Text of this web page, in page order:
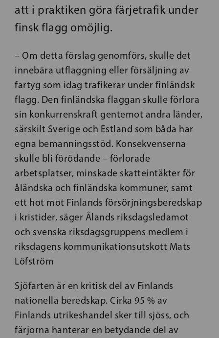
att i praktiken göra färjetrafik under
finsk flagg omöjlig.
– Om detta förslag genomförs, skulle det
innebära utflaggning eller försäljning av
fartyg som idag trafikerar under finländsk
flagg. Den finländska flaggan skulle förlora
sin konkurrenskraft gentemot andra länder,
särskilt Sverige och Estland som båda har
egna bemanningsstöd. Konsekvenserna
skulle bli förödande – förlorade
arbetsplatser, minskade skatteintäkter för
åländska och finländska kommuner, samt
ett hot mot Finlands försörjningsberedskap
i kristider, säger Ålands riksdagsledamot
och svenska riksdagsgruppens medlem i
riksdagens kommunikationsutskott Mats
Löfström
Sjöfarten är en kritisk del av Finlands
nationella beredskap. Cirka 95 % av
Finlands utrikeshandel sker till sjöss, och
färjorna hanterar en betydande del av